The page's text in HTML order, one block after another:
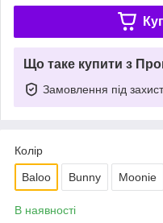
Що таке купити з
Замовлення під
Колір
Baloo Bunny Moonie
В наявності